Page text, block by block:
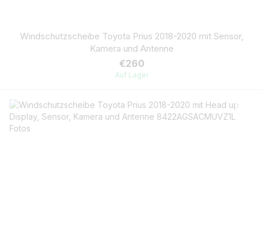
Windschutzscheibe Toyota Prius 2018-2020 mit Sensor,
Kamera und Antenne
€260
Auf Lager